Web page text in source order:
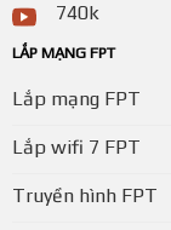
740k
LẮP MẠNG FPT
Lắp mạng FPT
Lắp wifi 7 FPT
Truyền hình FPT